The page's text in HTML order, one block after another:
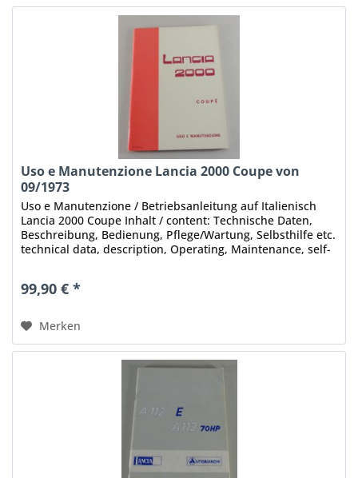
Uso e Manutenzione Lancia 2000 Coupe von
09/1973
Uso e Manutenzione / Betriebsanleitung auf Italienisch
Lancia 2000 Coupe Inhalt / content: Technische Daten,
Beschreibung, Bedienung, Pflege/Wartung, Selbsthilfe etc.
technical data, description, Operating, Maintenance, self-
99,90 € *
Merken